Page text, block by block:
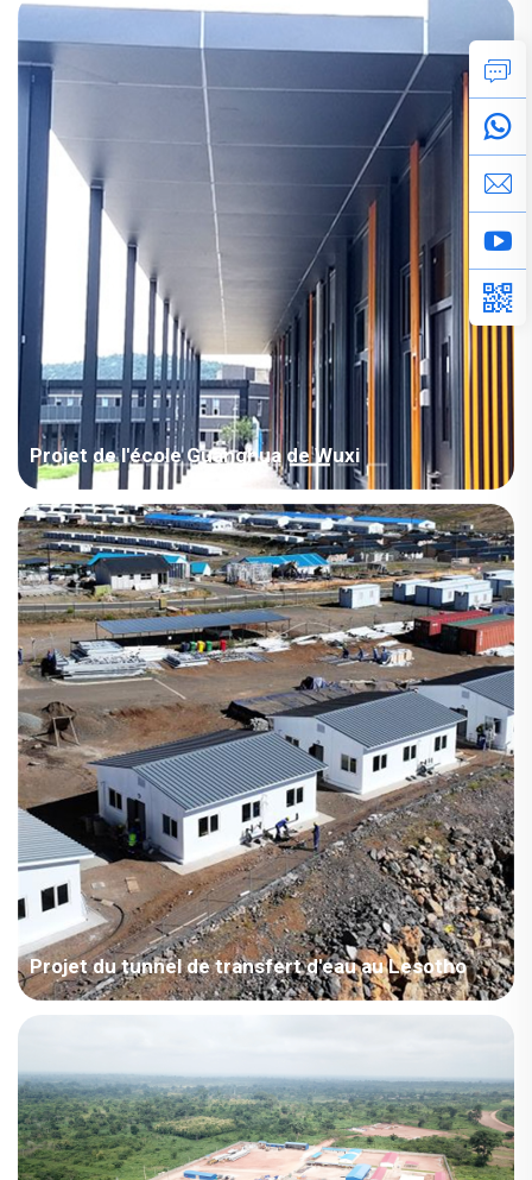
projet de coopération d'échanges amicaux entre les deux pays,
grâce à la confiance et au soutien des clients, permettant ainsi
la réussite du projet de rénovation !
Projet de l'école Guanghua de Wuxi
Zone : Asie / Chine Type de pièce : Maison modulaire Domaine :
Éducation Surface : 1000-4000 m² Scénarios : Salle de classe
Année du projet : 2023 Caractéristiques du projet 1. La maison
est allongée et surélevée, dimensions : 8760 × 2990 × 3500 mm
; 2. Conception avec hauteur accrue des portes, offrant une
luminosité ...
Projet du tunnel de transfert d'eau au Lesotho
Pays : Lesotho Secteur du projet : Construction Superficie : 10
principaux à prendre en compte : Le projet comprend une
grande variété de types de produits, notamment des villas, des
poutres en H et des maisons ZA. Le climat local appartient...